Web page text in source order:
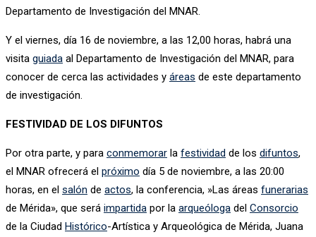
Departamento de Investigación del MNAR.
Y el viernes, día 16 de noviembre, a las 12,00 horas, habrá una
visita guiada al Departamento de Investigación del MNAR, para
conocer de cerca las actividades y áreas de este departamento
de investigación.
FESTIVIDAD DE LOS DIFUNTOS
Por otra parte, y para conmemorar la festividad de los difuntos,
el MNAR ofrecerá el próximo día 5 de noviembre, a las 20:00
horas, en el salón de actos, la conferencia, »Las áreas funerarias
de Mérida», que será impartida por la arqueóloga del Consorcio
de la Ciudad Histórico-Artística y Arqueológica de Mérida, Juana